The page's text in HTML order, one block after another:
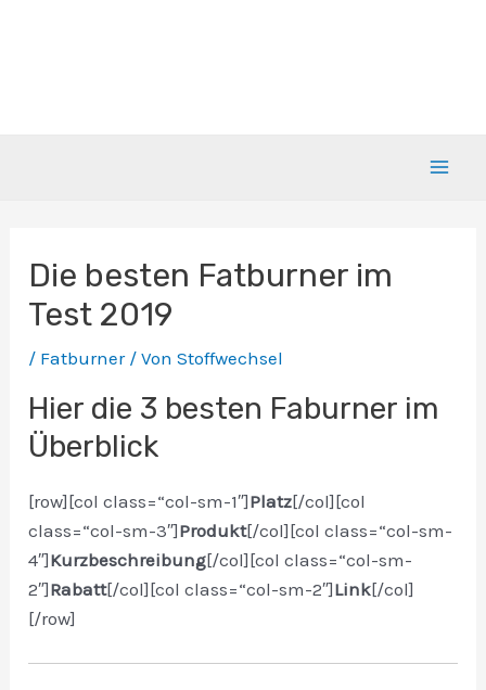
Die besten Fatburner im
Test 2019
/ Fatburner/ VonStoffwechsel
Hier die 3 besten Faburner im
Überblick
[row][col class=“col-sm-1″]Platz[/col][col
class=“col-sm-3″]Produkt[/col][col class=“col-sm-
4″]Kurzbeschreibung[/col][col class=“col-sm-
2″]Rabatt[/col][col class=“col-sm-2″]Link[/col]
[/row]